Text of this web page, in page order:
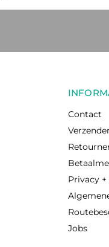
Contact
Privacy
Jobs